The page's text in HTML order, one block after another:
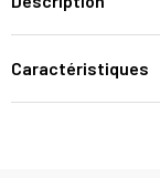
Caractéristiques